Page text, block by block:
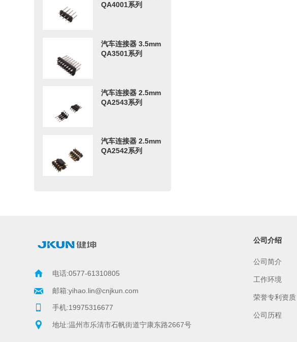
QA4001系列
汽车连接器 3.5mm
QA3501系列
汽车连接器 2.5mm
QA2543系列
汽车连接器 2.5mm
QA2542系列
电话:0577-61310805
邮箱:yihao.lin@cnjkun.com
手机:19975316677
地址:温州市乐清市石帆街道宁康东路2667号
公司介绍
公司简介
工作环境
荣誉专利资质
公司历程